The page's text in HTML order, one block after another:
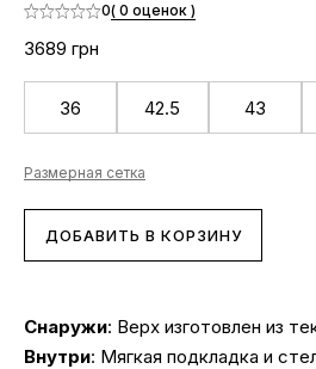
0( 0 оценок )
3689 грн
36 42.5 43
Размерная сетка
ДОБАВИТЬ В КОРЗИНУ
Снаружи: Верх изготовлен из
Внутри: Мягкая подкладка и